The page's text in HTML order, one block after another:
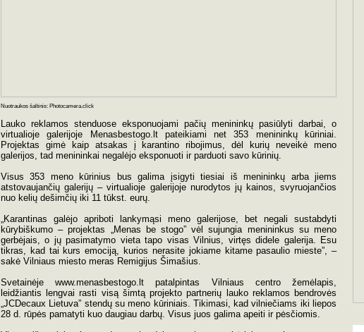
Nuotraukos šaltinis: Photocamera.click
Lauko reklamos stenduose eksponuojami pačių menininkų pasiūlyti darbai, o
virtualioje galerijoje Menasbestogo.lt pateikiami net 353 menininkų kūriniai.
Projektas gimė kaip atsakas į karantino ribojimus, dėl kurių neveikė meno
galerijos, tad menininkai negalėjo eksponuoti ir parduoti savo kūrinių.
Visus 353 meno kūrinius bus galima įsigyti tiesiai iš menininkų arba jiems
atstovaujančių galerijų – virtualioje galerijoje nurodytos jų kainos, svyruojančios
nuo kelių dešimčių iki 11 tūkst. eurų.
„Karantinas galėjo apriboti lankymąsi meno galerijose, bet negali sustabdyti
kūrybiškumo – projektas „Menas be stogo” vėl sujungia menininkus su meno
gerbėjais, o jų pasimatymo vieta tapo visas Vilnius, virtęs didele galerija. Esu
tikras, kad tai kurs emociją, kurios nerasite jokiame kitame pasaulio mieste”, –
sakė Vilniaus miesto meras Remigijus Šimašius.
Svetainėje www.menasbestogo.lt patalpintas Vilniaus centro žemėlapis,
leidžiantis lengvai rasti visą šimtą projekto partnerių lauko reklamos bendrovės
„JCDecaux Lietuva” stendų su meno kūriniais. Tikimasi, kad vilniečiams iki liepos
28 d. rūpės pamatyti kuo daugiau darbų. Visus juos galima apeiti ir pėsčiomis.